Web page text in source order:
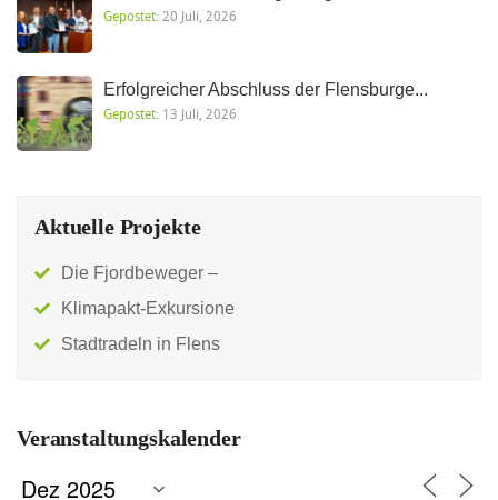
Gepostet:20 Juli, 2026
Erfolgreicher Abschluss der Flensburge...
Gepostet: 13 Juli, 2026
Aktuelle Projekte
Die Fjordbeweger –
Klimapakt-Exkursione
Stadtradeln in Flens
Veranstaltungskalender